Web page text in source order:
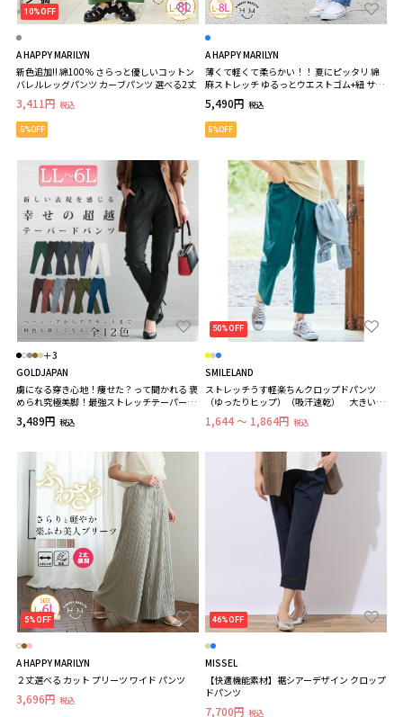
10%OFF
A HAPPY MARILYN
新色追加!! 綿100％ さらっと優しいコットン
バレルレッグパンツ カーブパンツ 選べる2丈
3,411円 税込
5%OFF
A HAPPY MARILYN
薄くて軽くて柔らかい！！ 夏にピッタリ 綿
麻ストレッチ ゆるっとウエストゴム+紐 サル
エルパンツ
5,490円 税込
5%OFF
＋3
GOLDJAPAN
虜になる穿き心地！痩せた？って聞かれる 褒
められ究極美脚！最強ストレッチテーパード
パンツ 大きいサイズ レディース
3,489円 税込
50%OFF
SMILELAND
ストレッチうす軽楽ちんクロップドパンツ
（ゆったりヒップ）（吸汗速乾） 大きいサ
1,644 ～ 1,864円 税込
5%OFF
A HAPPY MARILYN
２丈選べる カット プリーツ ワイド パンツ
3,696円 税込
46%OFF
MISSEL
【快適機能素材】裾シアーデザイン クロップ
ドパンツ
7,700円 税込